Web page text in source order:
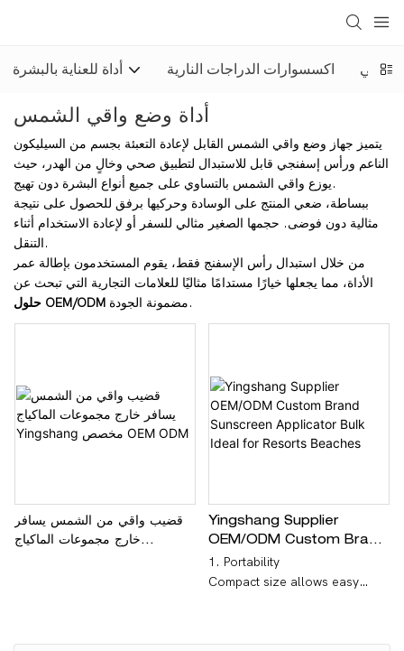
أداة للعناية بالبشرة اكسسوارات الدراجات النارية الآلي
أداة وضع واقي الشمس
يتميز جهاز وضع واقي الشمس القابل لإعادة التعبئة بجسم من السيليكون
الناعم ورأس إسفنجي قابل للاستبدال لتطبيق صحي وخالٍ من الهدر، حيث
يوزع واقي الشمس بالتساوي على جميع أنواع البشرة دون تهيج.
ببساطة، ضعي المنتج على الوسادة وحركيها برفق للحصول على نتيجة
مثالية دون فوضى. حجمها الصغير مثالي للسفر أو لإعادة الاستخدام أثناء
التنقل.
من خلال استبدال رأس الإسفنج فقط، يقوم المستخدمون بإطالة عمر
الأداة، مما يجعلها خيارًا مستدامًا مثاليًا للعلامات التجارية التي تبحث عن
حلول OEM/ODM
مضمونة الجودة.
قضيب واقي من الشمس يسافر
خارج مجموعات الماكياج
Yingshang Supplier
OEM/ODM Custom Brand
Sunscreen Applicator Bulk
Ideal For Resorts
1. Portability
Compact size allows easy
for travel, outdoor activities, or